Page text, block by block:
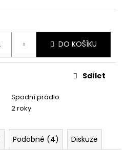
DO KOŠÍKU
Spodní prádlo
2 roky
Sdílet
Podobné (4) Diskuze